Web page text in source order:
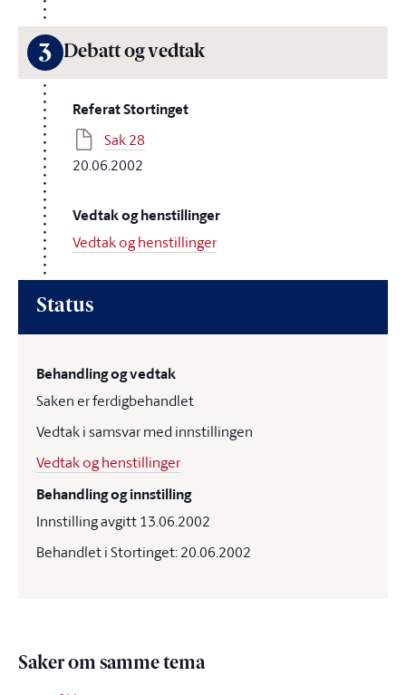
3 Debatt og vedtak
Referat Stortinget
Sak 28
20.06.2002
Vedtak og henstillinger
Vedtak og henstillinger
Status
Behandling og vedtak
Saken er ferdigbehandlet
Vedtak i samsvar med innstillingen
Vedtak og henstillinger
Behandling og innstilling
Innstilling avgitt 13.06.2002
Behandlet i Stortinget: 20.06.2002
Saker om samme tema